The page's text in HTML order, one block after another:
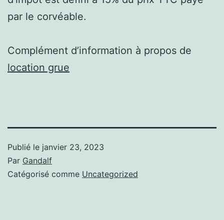
par le corvéable.
Complément d’information à propos de
location grue
Publié le janvier 23, 2023
Par Gandalf
Catégorisé comme Uncategorized